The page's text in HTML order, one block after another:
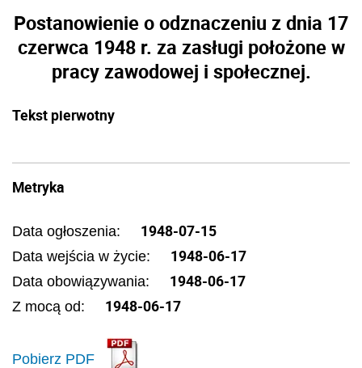
Postanowienie o odznaczeniu z dnia 17
czerwca 1948 r. za zasługi położone w
pracy zawodowej i społecznej.
Tekst pierwotny
Metryka
Data ogłoszenia: 1948-07-15
Data wejścia w życie: 1948-06-17
Data obowiązywania: 1948-06-17
Z mocą od: 1948-06-17
Pobierz PDF